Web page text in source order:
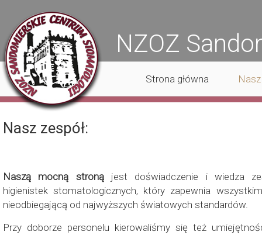
Nasz zespół:
Strona główna
NZOZ
Naszą mocną stronąjest doświadczenie i wiedza
higienistek stomatologicznych, który zapewnia
nieodbiegającą od najwyższych światowych standardów.
Przy doborze personelu kierowaliśmy się też